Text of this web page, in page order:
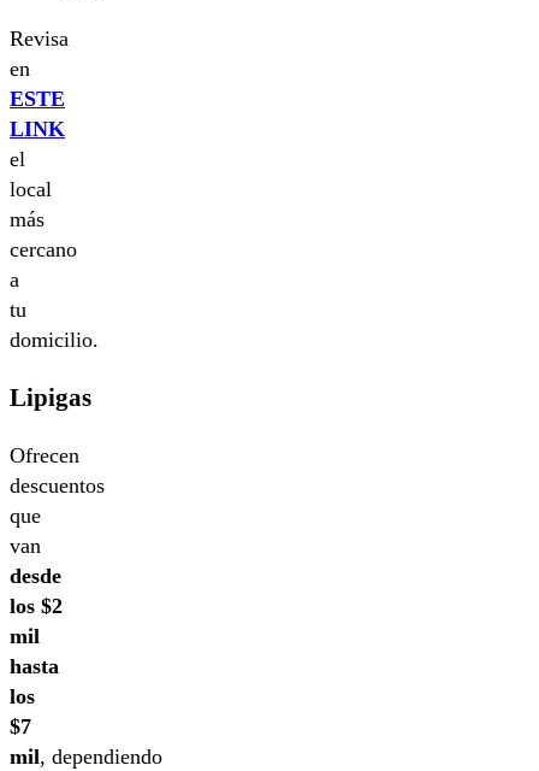
Revisa
en
ESTE
LINK
el
local
más
cercano
a
tu
domicilio.
Lipigas
Ofrecen
descuentos
que
van
desde
los $2
mil
hasta
los
$7
mil, dependiendo